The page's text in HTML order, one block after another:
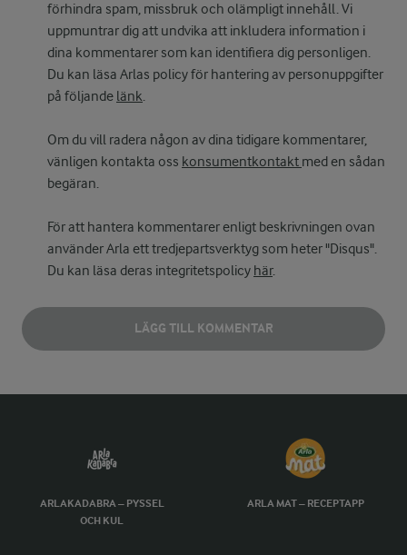
förhindra spam, missbruk och olämpligt innehåll. Vi
uppmuntrar dig att undvika att inkludera information i
dina kommentarer som kan identifiera dig personligen.
Du kan läsa Arlas policy för hantering av personuppgifter
på följande länk.
Om du vill radera någon av dina tidigare kommentarer,
vänligen kontakta oss konsumentkontakt med en sådan
begäran.
För att hantera kommentarer enligt beskrivningen ovan
använder Arla ett tredjepartsverktyg som heter "Disqus".
Du kan läsa deras integritetspolicy här.
LÄGG TILL KOMMENTAR
ARLAKADABRA – PYSSEL
OCH KUL
ARLA MAT – RECEPTAPP